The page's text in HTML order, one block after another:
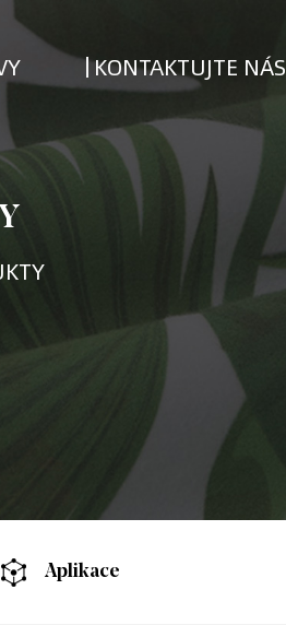
KONTAKTUJTE NÁS
Aplikace